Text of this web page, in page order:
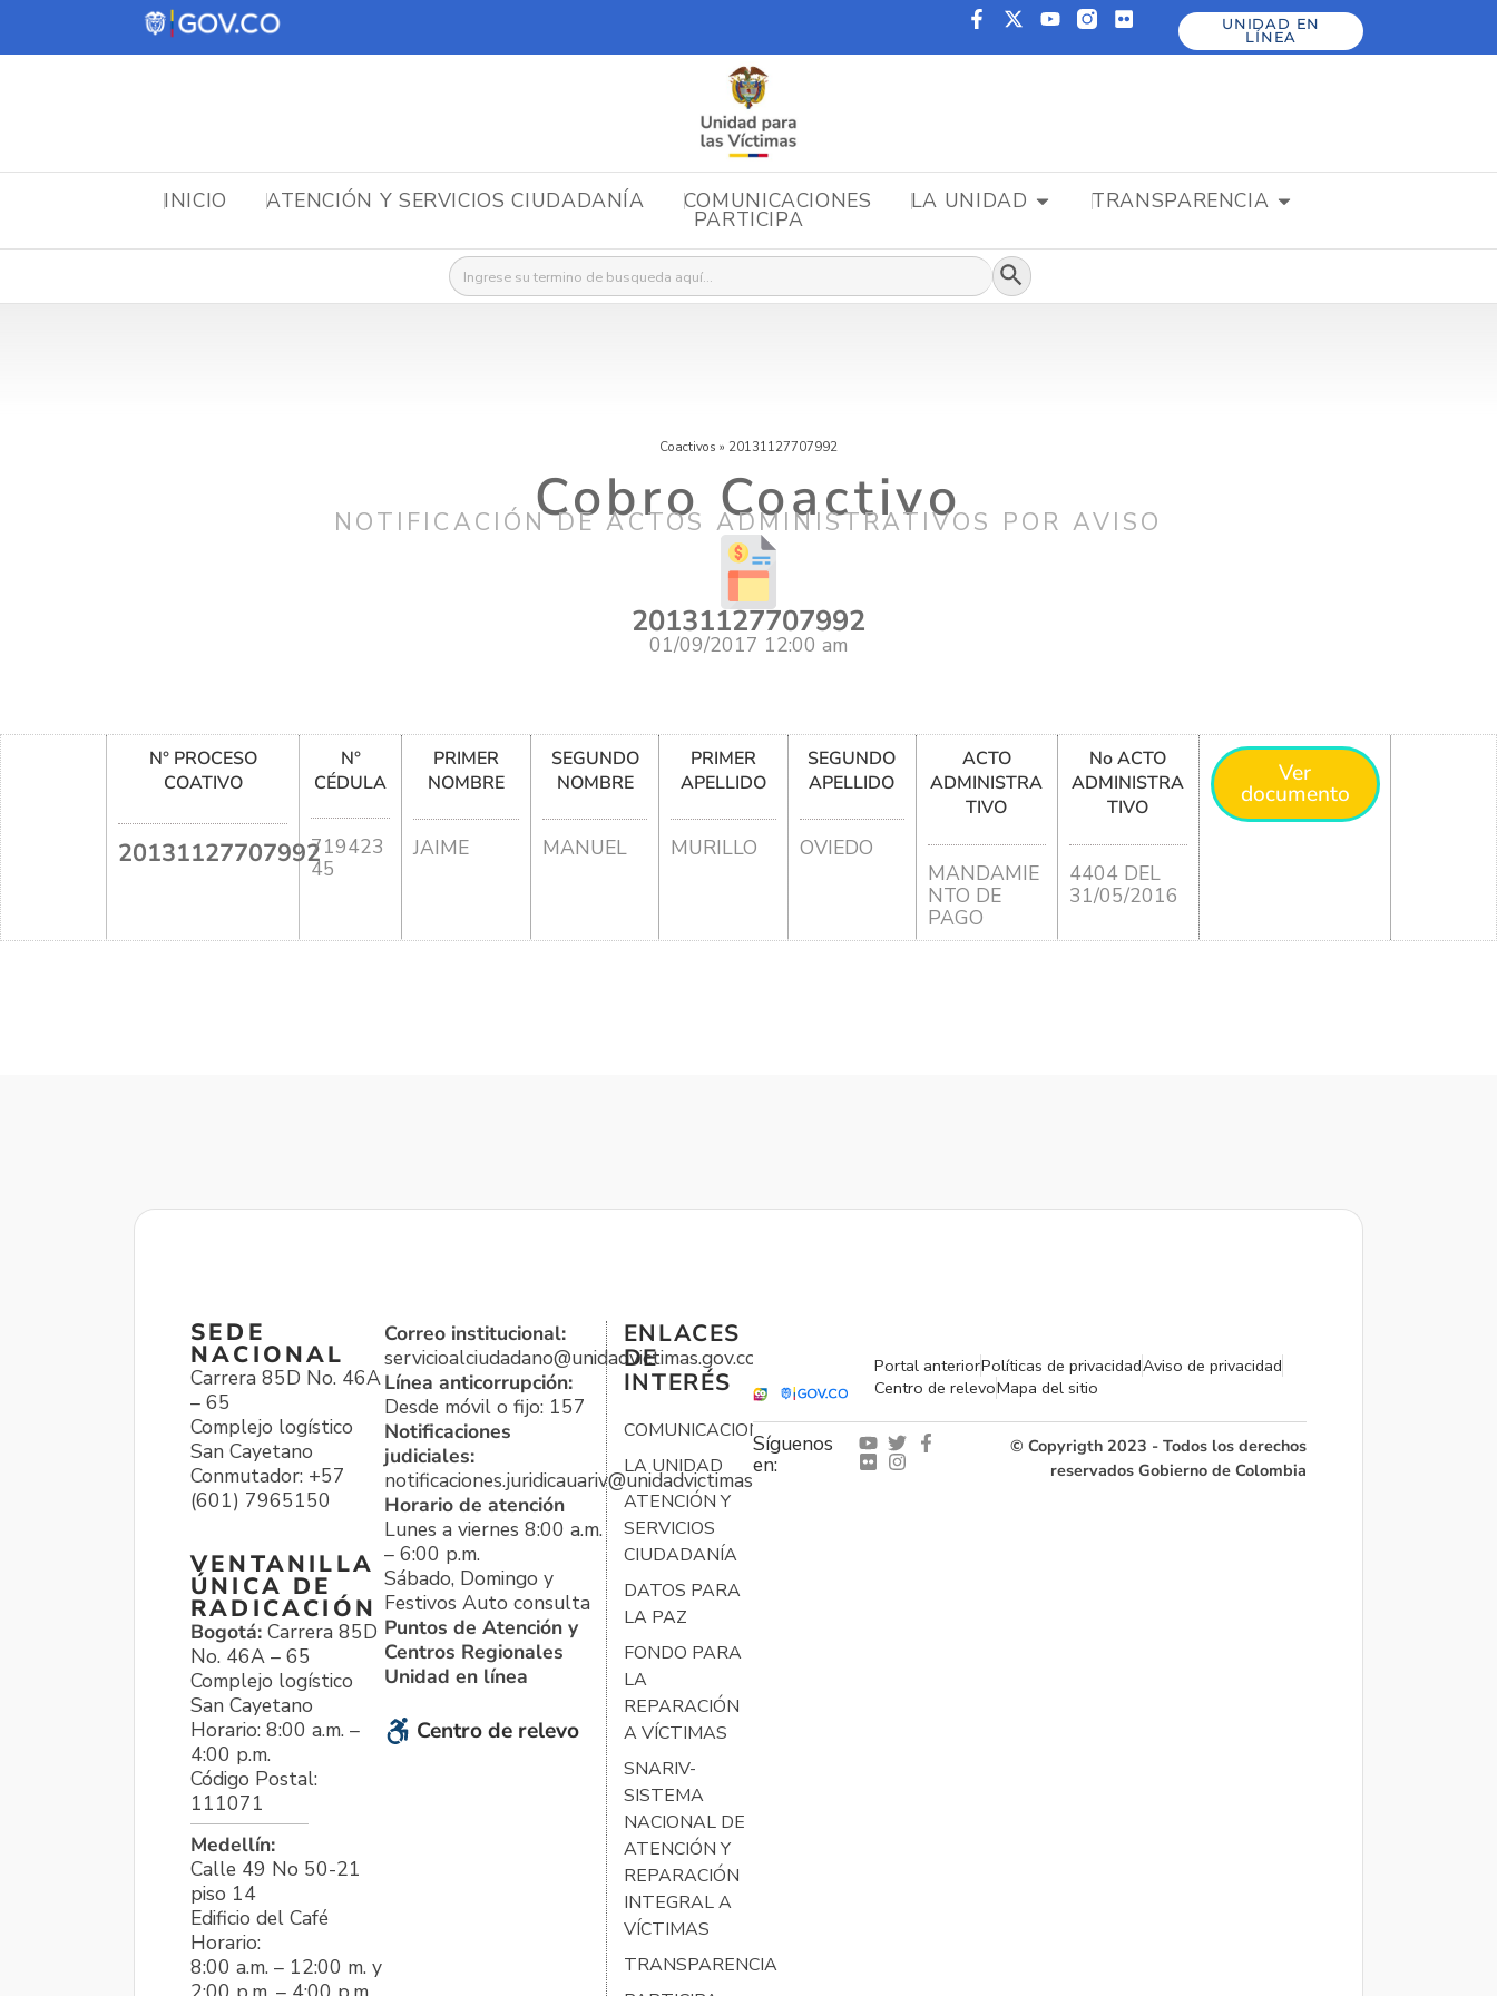
UNIDAD EN
LÍNEA
INICIO ATENCIÓN Y SERVICIOS CIUDADANÍA COMUNICACIONES LA UNIDAD TRANSPARENCIA
PARTICIPA
Buscar: Botón de búsqueda
Coactivos » 20131127707992
Cobro Coactivo
NOTIFICACIÓN DE ACTOS ADMINISTRATIVOS POR AVISO
20131127707992
01/09/2017 12:00 am
N° PROCESO
COATIVO
20131127707992
N°
CÉDULA
719423
45
PRIMER
NOMBRE
JAIME
SEGUNDO
NOMBRE
MANUEL
PRIMER
APELLIDO
MURILLO
SEGUNDO
APELLIDO
OVIEDO
ACTO
ADMINISTRA
TIVO
MANDAMIE
NTO DE
PAGO
No ACTO
ADMINISTRA
TIVO
4404 DEL
31/05/2016
Ver
documento
SEDE
NACIONAL
Carrera 85D No. 46A
– 65
Complejo logístico
San Cayetano
Conmutador: +57
(601) 7965150
VENTANILLA
ÚNICA DE
RADICACIÓN
Bogotá: Carrera 85D
No. 46A – 65
Complejo logístico
San Cayetano
Horario: 8:00 a.m. –
4:00 p.m.
Código Postal:
111071
Medellín:
Calle 49 No 50-21
piso 14
Edificio del Café
Horario:
8:00 a.m. – 12:00 m. y
Correo institucional:
servicioalciudadano@unidadvictimas.gov.co
Línea anticorrupción:
Desde móvil o fijo: 157
Notificaciones
judiciales:
notificaciones.juridicauariv@unidadvictimas.gov.co
Horario de atención
Lunes a viernes 8:00 a.m.
– 6:00 p.m.
Sábado, Domingo y
Festivos Auto consulta
Puntos de Atención y
Centros Regionales
Unidad en línea
Centro de relevo
ENLACES
DE
INTERÉS
COMUNICACIONES
LA UNIDAD
ATENCIÓN Y
SERVICIOS
CIUDADANÍA
DATOS PARA
LA PAZ
FONDO PARA
LA
REPARACIÓN
A VÍCTIMAS
SNARIV-
SISTEMA
NACIONAL DE
ATENCIÓN Y
REPARACIÓN
INTEGRAL A
VÍCTIMAS
TRANSPARENCIA
Portal anteriorPolíticas de privacidadAviso de privacidad
Centro de relevoMapa del sitio
Síguenos
en:
© Copyrigth 2023 - Todos los derechos
reservados Gobierno de Colombia